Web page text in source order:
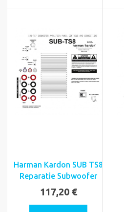
Harman Kardon SUB TS8
Reparatie Subwoofer
117,20 €